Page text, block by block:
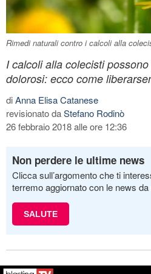
Rimedi naturali contro i calcoli alla
I calcoli alla colecisti
dolorosi: ecco come
diAnna Elisa Catanese
revisionato daStefano Rodinò
26 febbraio 2018 alle ore 12:36
Non perdere le ultime news
Clicca sull’argomento che ti
terremo aggiornato con le news da
SALUTE